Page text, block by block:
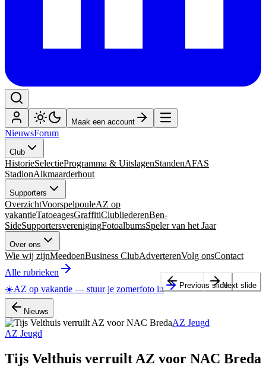
Maak een account
NieuwsForum
Club
HistorieSelectieProgramma & UitslagenStandenAFAS
StadionAlkmaarderhout
Supporters
OverzichtVoorspelpouleAZ op
vakantieTatoeagesGraffitiClubliederenBen-
SideSupportersverenigingFotoalbumsSpeler van het Jaar
Over ons
Wie wij zijnMeedoenBusiness ClubAdverterenVolg onsContact
Alle rubrieken
☀️AZ op vakantie — stuur je zomerfoto in
Nieuws
AZ Jeugd
AZ Jeugd
Tijs Velthuis verruilt AZ voor NAC Breda
Previous slideNext slide